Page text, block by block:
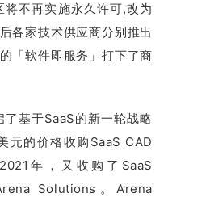
将不再实施永久许可,改为
各家技术供应商分别推出
「软件即服务」打下了商
基于SaaS的新一轮战略
元的价格收购SaaS CAD
年，又收购了SaaS
Solutions。Arena